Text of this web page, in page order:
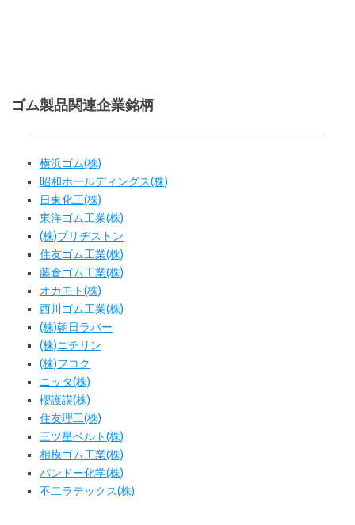
ゴム製品関連企業銘柄
横浜ゴム(株)
昭和ホールディングス(株)
日東化工(株)
東洋ゴム工業(株)
(株)ブリヂストン
住友ゴム工業(株)
藤倉ゴム工業(株)
オカモト(株)
西川ゴム工業(株)
(株)朝日ラバー
(株)ニチリン
(株)フコク
ニッタ(株)
櫻護謨(株)
住友理工(株)
三ツ星ベルト(株)
相模ゴム工業(株)
バンドー化学(株)
不二ラテックス(株)